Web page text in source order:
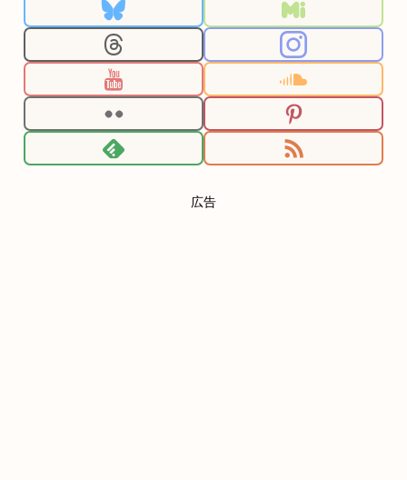
広告